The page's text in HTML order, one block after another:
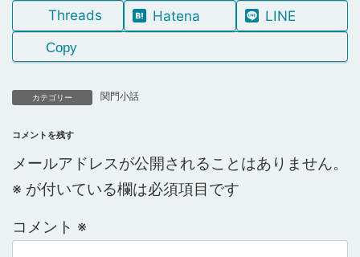
Threads
Hatena LINE
Copy
カテゴリー 関門小話
コメントを残す
メールアドレスが公開されることはありません。
※ が付いている欄は必須項目です
コメント ※